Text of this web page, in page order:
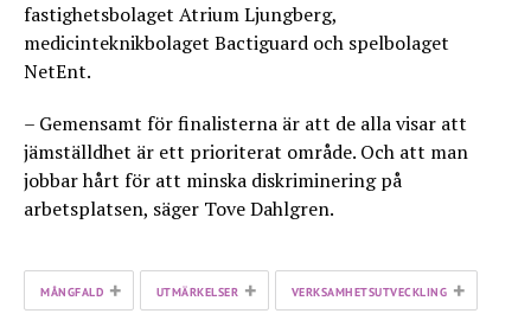
fastighetsbolaget Atrium Ljungberg,
medicinteknikbolaget Bactiguard och spelbolaget
NetEnt.
– Gemensamt för finalisterna är att de alla visar att
jämställdhet är ett prioriterat område. Och att man
jobbar hårt för att minska diskriminering på
arbetsplatsen, säger Tove Dahlgren.
MÅNGFALD + UTMÄRKELSER + VERKSAMHETSUTVECKLING +